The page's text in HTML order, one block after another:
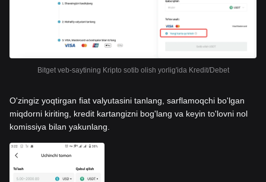
Bitget veb-saytining Kripto sotib olish yorlig'ida Kredit/Debet
O'zingiz yoqtirgan fiat valyutasini tanlang, sarflamoqchi bo'lgan
miqdorni kiriting, kredit kartangizni bog'lang va keyin to'lovni nol
komissiya bilan yakunlang.